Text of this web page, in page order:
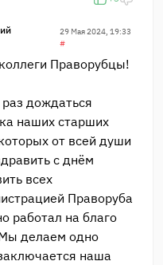
29 Мая 2024, 19:33
#
Праворубцы!
дождаться
наших старших
от всей души
с днём
всех
Праворуба
работал на благо
делаем одно
наша